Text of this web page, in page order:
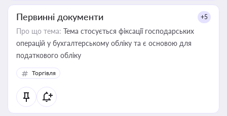
Первинні документи +5
Про що тема: Тема стосується фіксації господарських
операцій у бухгалтерському обліку та є основою для
податкового обліку
Торгівля